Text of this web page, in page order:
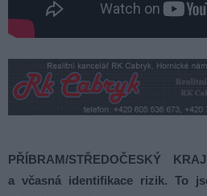
PŘÍBRAM/STŘEDOČESKÝ
a včasná identifikace rizik. To